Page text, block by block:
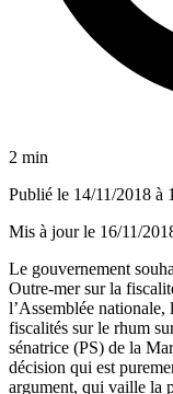
2 min
Publié le 14/11/2018 à
Mis à jour le 16/11/
Le gouvernement
Outre-mer sur la
l’Assemblée nationale,
fiscalités sur le rhum
sénatrice (PS) de la
décision qui est
argument, qui vaille la